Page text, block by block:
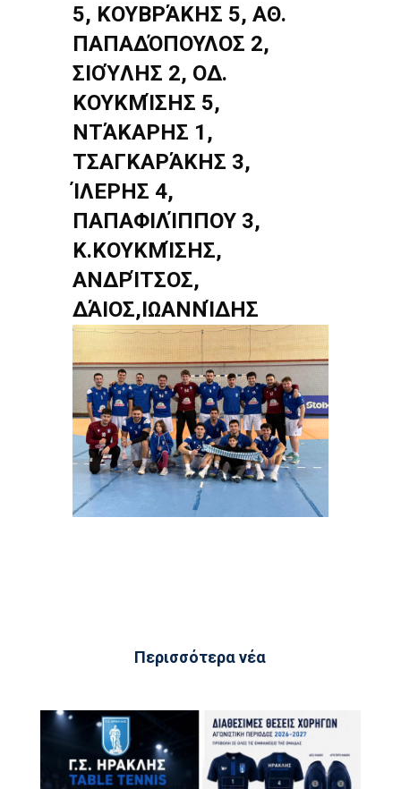
5, ΚΟΥΒΡΆΚΗΣ 5, ΑΘ.
ΠΑΠΑΔΌΠΟΥΛΟΣ 2,
ΣΙΟΎΛΗΣ 2, ΟΔ.
ΚΟΥΚΜΊΣΗΣ 5,
ΝΤΆΚΑΡΗΣ 1,
ΤΣΑΓΚΑΡΆΚΗΣ 3,
ΊΛΕΡΗΣ 4,
ΠΑΠΑΦΙΛΊΠΠΟΥ 3,
Κ.ΚΟΥΚΜΊΣΗΣ,
ΑΝΔΡΊΤΣΟΣ,
ΔΆΙΟΣ,ΙΩΑΝΝΊΔΗΣ
Περισσότερα νέα